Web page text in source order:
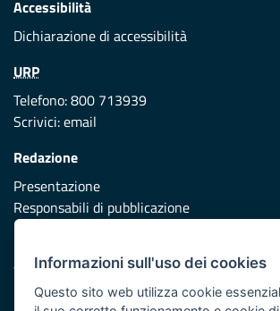
Accessibilità
Dichiarazione di accessibilità
URP
Telefono: 800 713939
Scrivici:email
Redazione
Presentazione
Responsabili di pubblicazione
Vai al sito di Protezione Civile Puglia
Informazioni sull'uso dei cookies
Questo sito web utilizza cookie